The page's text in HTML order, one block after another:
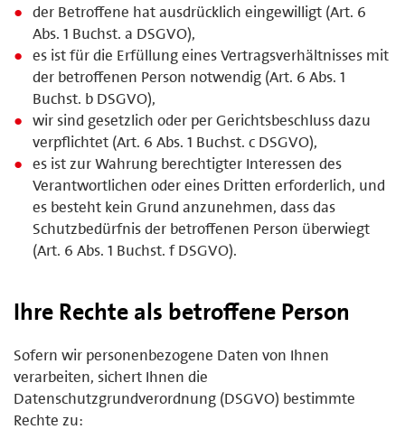
der Betroffene hat ausdrücklich eingewilligt (Art. 6
Abs. 1 Buchst. a DSGVO),
es ist für die Erfüllung eines Vertragsverhältnisses mit
der betroffenen Person notwendig (Art. 6 Abs. 1
Buchst. b DSGVO),
wir sind gesetzlich oder per Gerichtsbeschluss dazu
verpflichtet (Art. 6 Abs. 1 Buchst. c DSGVO),
es ist zur Wahrung berechtigter Interessen des
Verantwortlichen oder eines Dritten erforderlich, und
es besteht kein Grund anzunehmen, dass das
Schutzbedürfnis der betroffenen Person überwiegt
(Art. 6 Abs. 1 Buchst. f DSGVO).
Ihre Rechte als betroffene Person
Sofern wir personenbezogene Daten von Ihnen
verarbeiten, sichert Ihnen die
Datenschutzgrundverordnung (DSGVO) bestimmte
Rechte zu: